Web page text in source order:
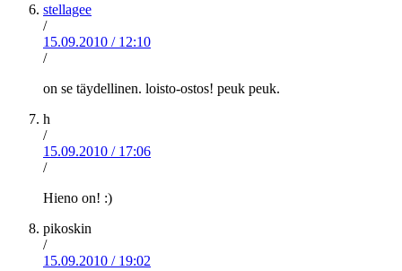
stellagee
/
15.09.2010 / 12:10
/
on se täydellinen. loisto-ostos! peuk peuk.
h
/
15.09.2010 / 17:06
/
Hieno on! :)
pikoskin
/
15.09.2010 / 19:02